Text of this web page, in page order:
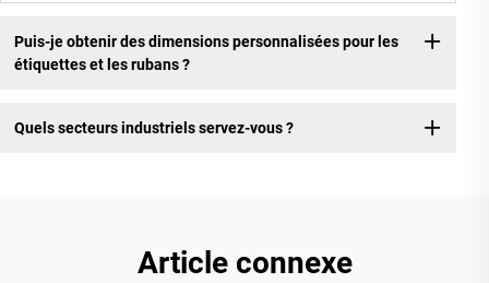
Puis-je obtenir des dimensions personnalisées pour les
étiquettes et les rubans ?
Quels secteurs industriels servez-vous ?
Article connexe